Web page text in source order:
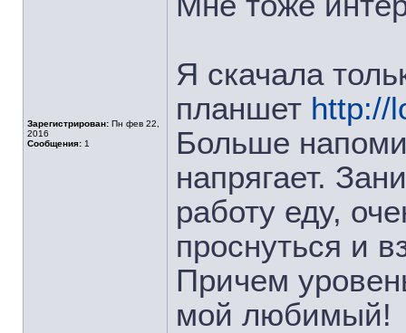
Зарегистрирован: Пн фев 22,
2016
Сообщения: 1
Я скачала
планшет http://
Больше
напрягает.
работу еду,
проснуться и
Причем
мой любимый!